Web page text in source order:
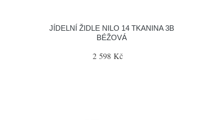
JÍDELNÍ ŽIDLE NILO 14 TKANINA 3B
BÉŽOVÁ
2 598 Kč